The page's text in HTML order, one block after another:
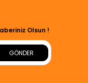
Olsun !
GÖNDER